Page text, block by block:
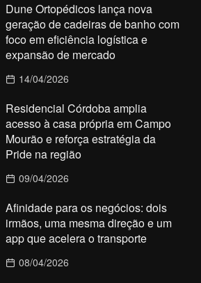
Dune Ortopédicos lança nova
geração de cadeiras de banho com
foco em eficiência logística e
expansão de mercado
14/04/2026
Residencial Córdoba amplia
acesso à casa própria em Campo
Mourão e reforça estratégia da
Pride na região
09/04/2026
Afinidade para os negócios: dois
irmãos, uma mesma direção e um
app que acelera o transporte
08/04/2026